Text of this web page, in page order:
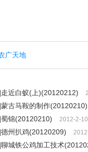
广天地
近白蚁(上)(20120212)
古马鞍的制作(20120210)
锦(20120210) 2012-2-10
州扒鸡(20120209)
城铁公鸡加工技术